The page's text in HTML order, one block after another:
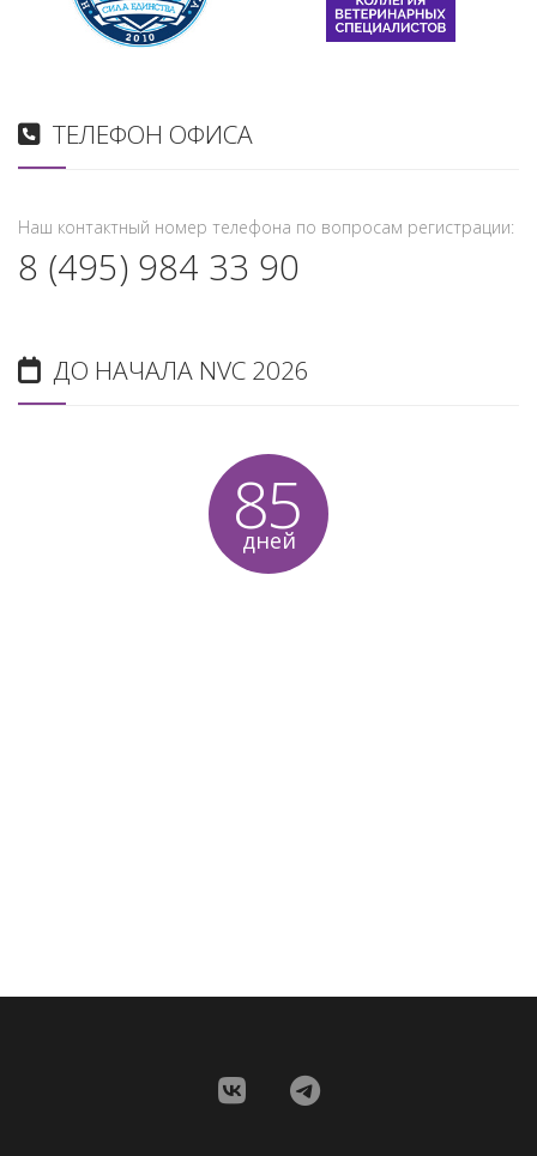
ТЕЛЕФОН ОФИСА
Наш контактный номер телефона по вопросам регистрации:
8 (495) 984 33 90
ДО НАЧАЛА NVC 2026
85
дней